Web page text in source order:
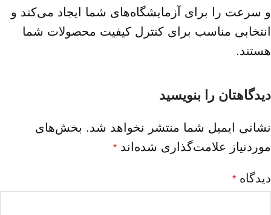
و سرعت را برای آزمایشگاه‌های شما ایجاد می‌کند و
انتخابی مناسب برای کنترل کیفیت محصولات شما
هستند.
دیدگاهتان را بنویسید
نشانی ایمیل شما منتشر نخواهد شد. بخش‌های
موردنیاز علامت‌گذاری شده‌اند *
دیدگاه *